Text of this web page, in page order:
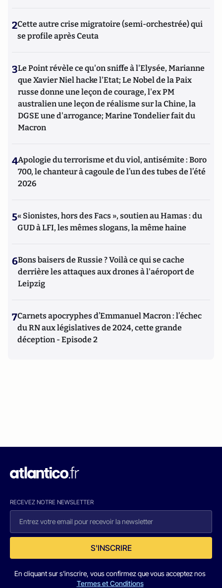
2Cette autre crise migratoire (semi-orchestrée) qui
se profile après Ceuta
3Le Point révèle ce qu'on sniffe à l'Elysée, Marianne
que Xavier Niel hacke l'Etat; Le Nobel de la Paix
russe donne une leçon de courage, l'ex PM
australien une leçon de réalisme sur la Chine, la
DGSE une d'arrogance; Marine Tondelier fait du
Macron
4Apologie du terrorisme et du viol, antisémite : Boro
700, le chanteur à cagoule de l’un des tubes de l’été
2026
5« Sionistes, hors des Facs », soutien au Hamas : du
GUD à LFI, les mêmes slogans, la même haine
6Bons baisers de Russie ? Voilà ce qui se cache
derrière les attaques aux drones à l'aéroport de
Leipzig
7Carnets apocryphes d’Emmanuel Macron : l’échec
du RN aux législatives de 2024, cette grande
déception - Episode 2
RECEVEZ NOTRE NEWSLETTER
S'INSCRIRE
En cliquant sur s'inscrire, vous confirmez que vous acceptez nos
Termes et Conditions